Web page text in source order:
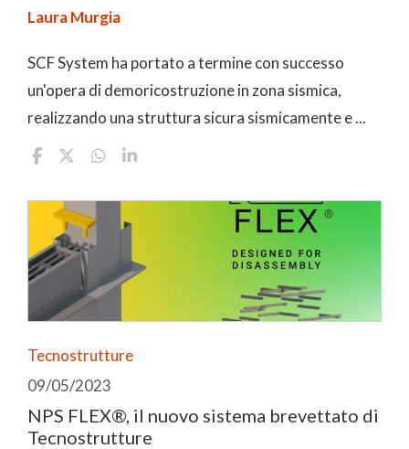
Laura Murgia
SCF System ha portato a termine con successo
un'opera di demoricostruzione in zona sismica,
realizzando una struttura sicura sismicamente e ...
Tecnostrutture
09/05/2023
NPS FLEX®, il nuovo sistema brevettato di
Tecnostrutture